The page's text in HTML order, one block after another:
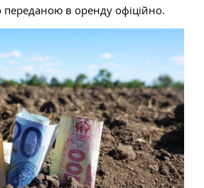
переданою в оренду офіційно.